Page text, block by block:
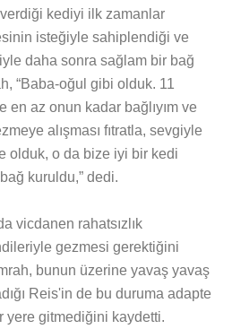
kediyi ilk zamanlar
isteğiyle sahiplendiği ve
daha sonra sağlam bir bağ
“Baba-oğul gibi olduk. 11
en az onun kadar bağlıyım ve
alışması fıtratla, sevgiyle
olduk, o da bize iyi bir kedi
kuruldu,” dedi.
vicdanen rahatsızlık
gezmesi gerektiğini
bunun üzerine yavaş yavaş
Reis'in de bu duruma adapte
yere gitmediğini kaydetti.